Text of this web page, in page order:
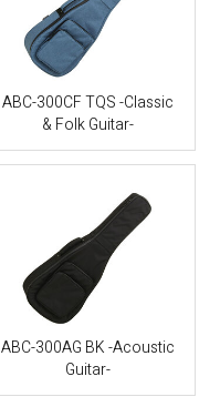
ABC-300CF TQS -Classic
& Folk Guitar-
ABC-300AG BK -Acoustic
Guitar-